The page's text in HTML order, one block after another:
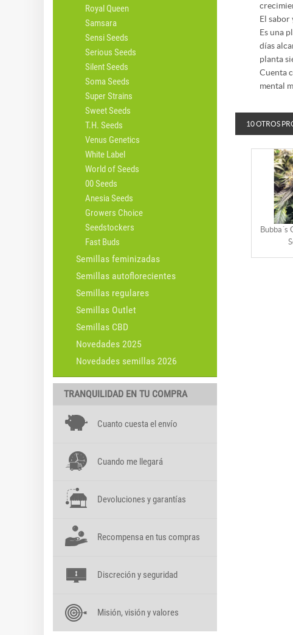
Royal Queen
Samsara
Sensi Seeds
Serious Seeds
Silent Seeds
Soma Seeds
Super Strains
Sweet Seeds
T.H. Seeds
Venus Genetics
White Label
World of Seeds
00 Seeds
Anesia Seeds
Growers Choice
Seedstockers
Fast Buds
Semillas feminizadas
Semillas autoflorecientes
Semillas regulares
Semillas Outlet
Semillas CBD
Novedades 2025
Novedades semillas 2026
TRANQUILIDAD EN TU COMPRA
Cuanto cuesta el envío
Cuando me llegará
Devoluciones y garantías
Recompensa en tus compras
Discreción y seguridad
Misión, visión y valores
El sabor
Es una
días
planta
Cuenta
mental
10 OTROS